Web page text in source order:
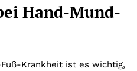
Hand-Mund-
Krankheit ist es wichtig,